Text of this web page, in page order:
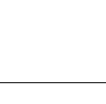
2-溴苯乙酮